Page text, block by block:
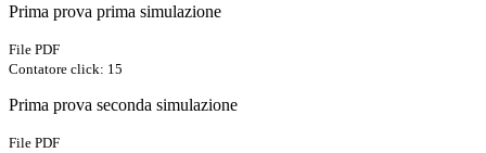
Prima prova prima simulazione
File PDF
Contatore click: 15
Prima prova seconda simulazione
File PDF